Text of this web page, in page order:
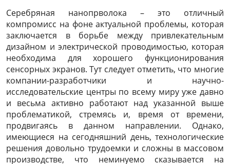
Серебряная нанопрволока – это отличный
компромисс на фоне актуальной проблемы, которая
заключается в борьбе между привлекательным
дизайном и электрической проводимостью, которая
необходима для хорошего функционирования
сенсорных экранов. Тут следует отметить, что многие
компании-разработчики и научно-
исследовательские центры по всему миру уже давно
и весьма активно работают над указанной выше
проблематикой, стремясь и, время от времени,
продвигаясь в данном направлении. Однако,
имеющиеся на сегодняшний день, технологические
решения довольно трудоемки и сложны в массовом
производстве, что неминуемо сказывается на